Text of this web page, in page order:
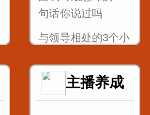
句话你说过吗
与领导相处的3个小
多亏_还能升职加薪
主播养成